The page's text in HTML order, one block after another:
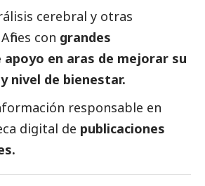
cerebral y otras
con grandes
apoyo en aras de mejorar su
nivel de bienestar.
responsable en
digital de publicaciones
.